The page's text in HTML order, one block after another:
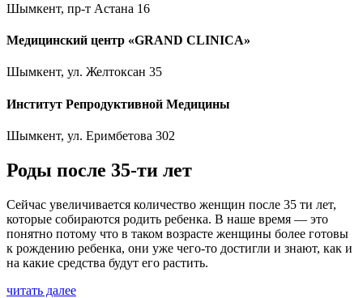
Шымкент, пр-т Астана 16
Медицинский центр «GRAND CLINICA»
Шымкент, ул. Желтоксан 35
Институт Репродуктивной Медицины
Шымкент, ул. Еримбетова 302
Роды после 35-ти лет
Сейчас увеличивается количество женщин после 35 ти лет,
которые собираются родить ребенка. В наше время — это
понятно потому что в таком возрасте женщины более готовы
к рождению ребенка, они уже чего-то достигли и знают, как и
на какие средства будут его растить.
читать далее